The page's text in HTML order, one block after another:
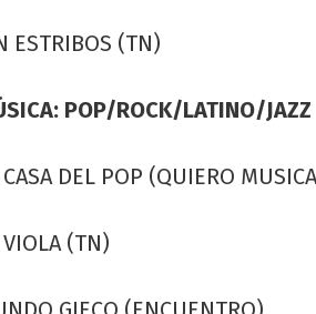
ESTRIBOS (TN)
POP/ROCK/LATINO/JAZZ
CASA DEL POP (QUIERO
VIOLA (TN)